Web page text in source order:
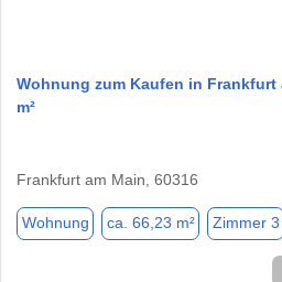
Wohnung zum Kaufen in Frankfurt
m²
Frankfurt am Main, 60316
Wohnung ca. 66,23 m² Zimmer 3